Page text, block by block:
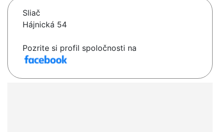
Sliač
Hájnická 54
Pozrite si profil spoločnosti na